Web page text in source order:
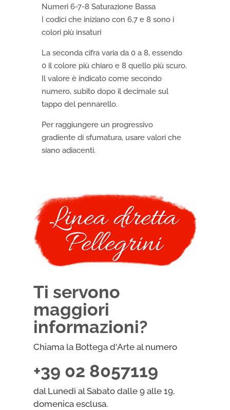
Numeri 6-7-8 Saturazione Bassa
I codici che iniziano con 6,7 e 8 sono i
colori più insaturi
La seconda cifra varia da 0 a 8, essendo
0 il colore più chiaro e 8 quello più scuro.
Il valore è indicato come secondo
numero, subito dopo il decimale sul
tappo del pennarello.
Per raggiungere un progressivo
gradiente di sfumatura, usare valori che
siano adiacenti.
Ti servono
maggiori
informazioni?
Chiama la Bottega d'Arte al numero
+39 02 8057119
dal Lunedì al Sabato dalle 9 alle 19,
domenica esclusa.